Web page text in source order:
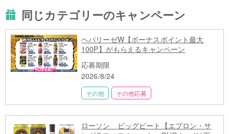
同じカテゴリーのキャンペーン
ヘパリーゼW【ボーナスポイント最大
100P】がもらえるキャンペーン
応募期限
2026/8/24
その他 その他応募
ローソン ビッグピート【エプロン・サ